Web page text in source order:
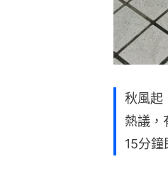
秋風起
熱議，
15分鐘